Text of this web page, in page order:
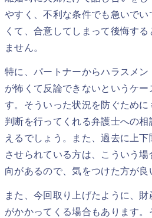
やすく、不利な条件でも急いで
くて、合意してしまって後悔す
ません。
特に、パートナーからハラスメ
が怖くて反論できないというケー
す。そういった状況を防ぐため
判断を行ってくれる弁護士への
えるでしょう。また、過去に上
させられている方は、こういう
向があるので、気をつけた方が良
また、今回取り上げたように、
がかかってくる場合もあります。